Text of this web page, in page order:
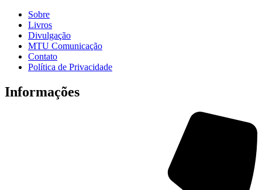
Sobre
Livros
Divulgação
MTU Comunicação
Contato
Política de Privacidade
Informações